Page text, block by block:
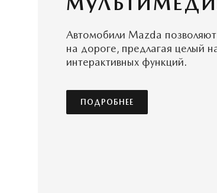
Автомобили Mazda
на дороге, предлагая целый
интерактивных функций.
ПОДРОБНЕЕ